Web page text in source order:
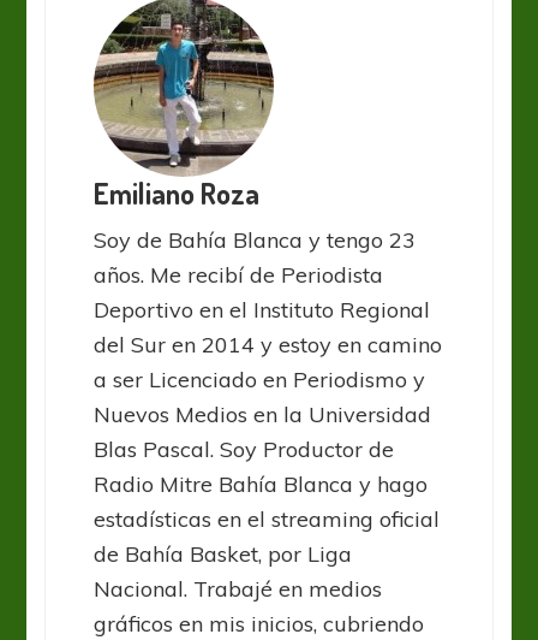
Emiliano Roza
Soy de Bahía Blanca y tengo 23
años. Me recibí de Periodista
Deportivo en el Instituto Regional
del Sur en 2014 y estoy en camino
a ser Licenciado en Periodismo y
Nuevos Medios en la Universidad
Blas Pascal. Soy Productor de
Radio Mitre Bahía Blanca y hago
estadísticas en el streaming oficial
de Bahía Basket, por Liga
Nacional. Trabajé en medios
gráficos en mis inicios, cubriendo